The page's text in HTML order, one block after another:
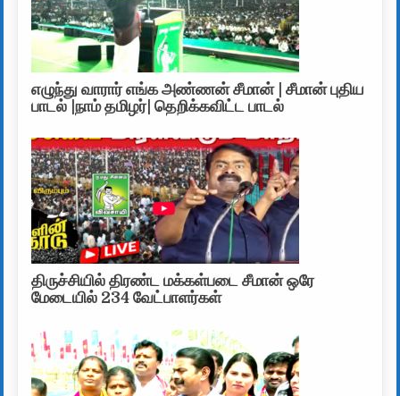
எழுந்து வாரார் எங்க அண்ணன் சீமான் | சீமான் புதிய
பாடல் |நாம் தமிழர்| தெறிக்கவிட்ட பாடல்
திருச்சியில் திரண்ட மக்கள்படை சீமான் ஒரே
மேடையில் 234 வேட்பாளர்கள்